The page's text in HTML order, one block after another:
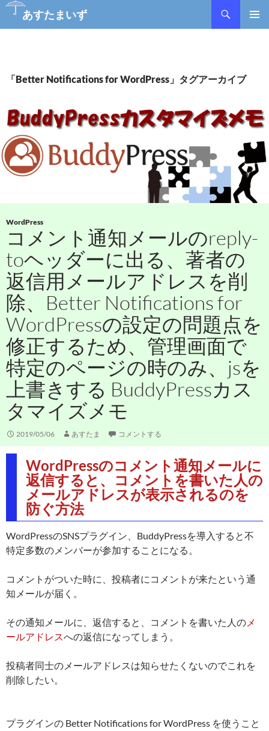
あすたまいず
ツ
キ
ッ
プ
「Better Notifications for WordPress」タグアーカイブ
WordPress
コメント通知メールのreply-
toヘッダーに出る、著者の
返信用メールアドレスを削
除、Better Notifications for
WordPressの設定の問題点を
修正するため、管理画面で
特定のページの時のみ、jsを
上書きする BuddyPressカス
タマイズメモ
2019/05/06 あすたま コメントする
WordPressのコメント通知メールに
返信すると、コメントを書いた人の
メールアドレスが表示されるのを
防ぐ方法
WordPressのSNSプラグイン、BuddyPressを導入すると不
特定多数のメンバーが参加することになる。
コメントがついた時に、投稿者にコメントが来たという通
知メールが届く。
その通知メールに、返信すると、コメントを書いた人の メ
ールアドレスへの返信になってしまう。
投稿者同士のメールアドレスは知らせたくないのでこれを
削除したい。
プラグインの Better Notifications for WordPress を使うこと